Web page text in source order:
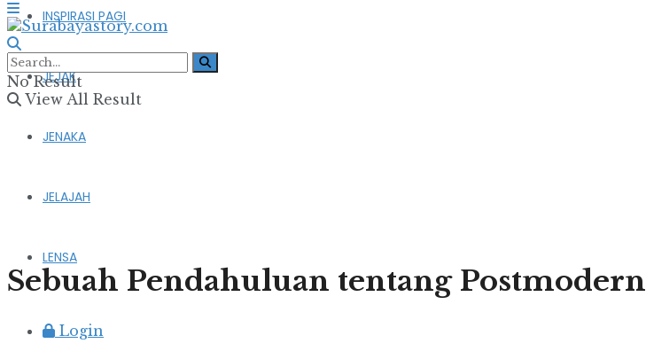
INSPIRASI PAGI
JEJAK
JENAKA
JELAJAH
LENSA
Login
No Result
View All Result
Sebuah Pendahuluan tentang Postmodern